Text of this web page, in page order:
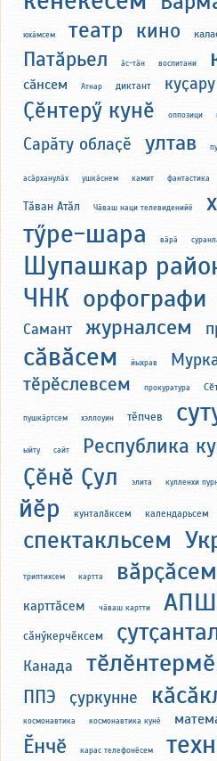
юхӑмсем театр кино
Патӑрьел ӑс-тӑн воспитани
сӑнсем Атнар диктант куҫару
Ҫӗнтерӳ кунӗ оппозици
Сарӑту облаҫӗ ултав
асӑрханулӑх ушкӑснем камит фантастика
Тӑван Атӑл Чӑваш наци телевиденийӗ
тӳре-шара вӑрӑ
Шупашкар
ЧНК орфографи
Самант журналсем
сӑвӑсем йыхрав
тӗрӗслевсем прокуратура
пушкӑртсем хэллоуин тӗпчев
ыйту сайт Республика
Ҫӗнӗ Ҫул элита кулленхи
йӗр
кунталӑксем календарьсем
спектакльсем
триптихсем картта вӑрҫӑсем
карттӑсем чӑваш картти АПШ
сӑнӳкерчӗксем
Канада
ППЭ
ҫуркунне
космонавтика космонавтика кунӗ
Ӗнчӗ карас телефонӗсем